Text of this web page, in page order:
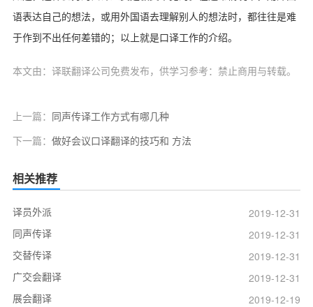
语表达自己的想法，或用外国语去理解别人的想法时，都往往是难
于作到不出任何差错的；以上就是口译工作的介绍。
本文由：译联翻译公司免费发布，供学习参考：禁止商用与转载。
上一篇： 同声传译工作方式有哪几种
下一篇： 做好会议口译翻译的技巧和 方法
相关推荐
译员外派
2019-12-31
同声传译
2019-12-31
交替传译
2019-12-31
广交会翻译
2019-12-31
展会翻译
2019-12-19